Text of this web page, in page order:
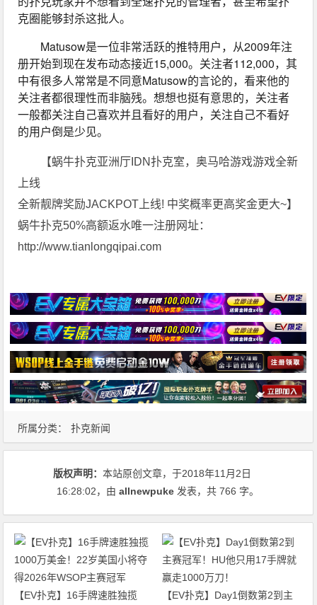
克圈能够封杀这批人。
Matusow是一位非常活跃的推特用户，从2009年注
册开始到现在发布动态接近15,000。关注者112,000，其
中有很多人常常是不同意Matusow的言论的，看来他的
关注者都很理性而非脑残。想想也挺有意思的，关注者
一般都关注自己喜欢并且看好的用户，关注自己不看好
的用户倒是少见。
【蜗牛扑克亚洲厅IDN扑克室，奥马哈游戏游戏全新
上线
全新靓牌奖励JACKPOT上线! 中奖概率更高奖金更大~】
蜗牛扑克50%高额返水唯一注册网址：
http://www.tianlongqipai.com
所属分类： 扑克新闻
版权声明：本站原创文章，于2018年11月2日
16:28:02，由allnewpuke 发表，共 766 字。
【EV扑克】16手牌速胜独揽 【EV扑克】Day1倒数第2到主